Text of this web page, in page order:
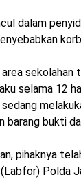
dalam
area sekolahan
selama 12
barang bukti
pihaknya
Polda